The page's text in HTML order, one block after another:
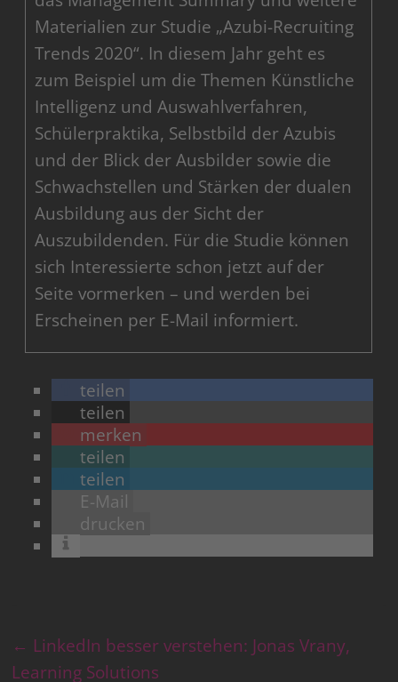
Materialien zur Studie „Azubi-Recruiting
Trends 2020“. In diesem Jahr geht es
zum Beispiel um die Themen Künstliche
Intelligenz und Auswahlverfahren,
Schülerpraktika, Selbstbild der Azubis
und der Blick der Ausbilder sowie die
Schwachstellen und Stärken der dualen
Ausbildung aus der Sicht der
Auszubildenden. Für die Studie können
sich Interessierte schon jetzt auf der
Seite vormerken – und werden bei
Erscheinen per E-Mail informiert.
teilen
teilen
merken
teilen
teilen
E-Mail
drucken
← LinkedIn besser verstehen: Jonas Vrany,
Learning Solutions